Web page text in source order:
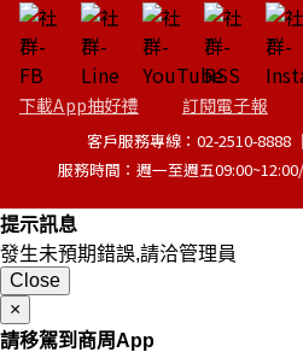
下載App抽好禮 訂閱電子報
客戶服務專線：02-2510-8888
服務時間：週一至週五
提示訊息
發生未預期錯誤,請洽管理員
Close
×
請移駕到商周App